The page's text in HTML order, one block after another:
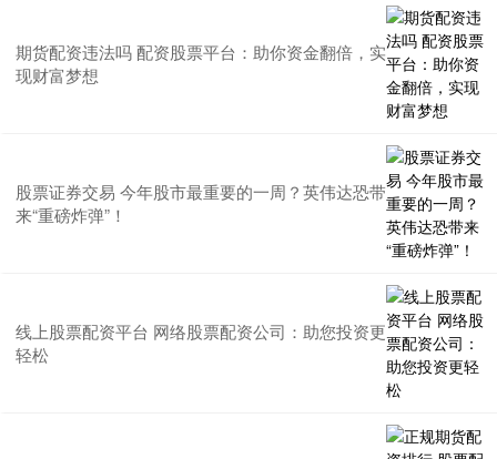
期货配资违法吗 配资股票平台：助你资金翻倍，实
现财富梦想
股票证券交易 今年股市最重要的一周？英伟达恐带
来“重磅炸弹”！
线上股票配资平台 网络股票配资公司：助您投资更
轻松